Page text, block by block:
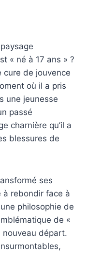
« né à 17 ans » ?
cure de jouvence
où il a pris
une jeunesse
passé
charnière qu’il a
blessures de
ses
à rebondir face à
philosophie de
de «
nouveau départ.